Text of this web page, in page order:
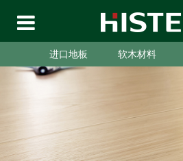
进口地板 软木材料